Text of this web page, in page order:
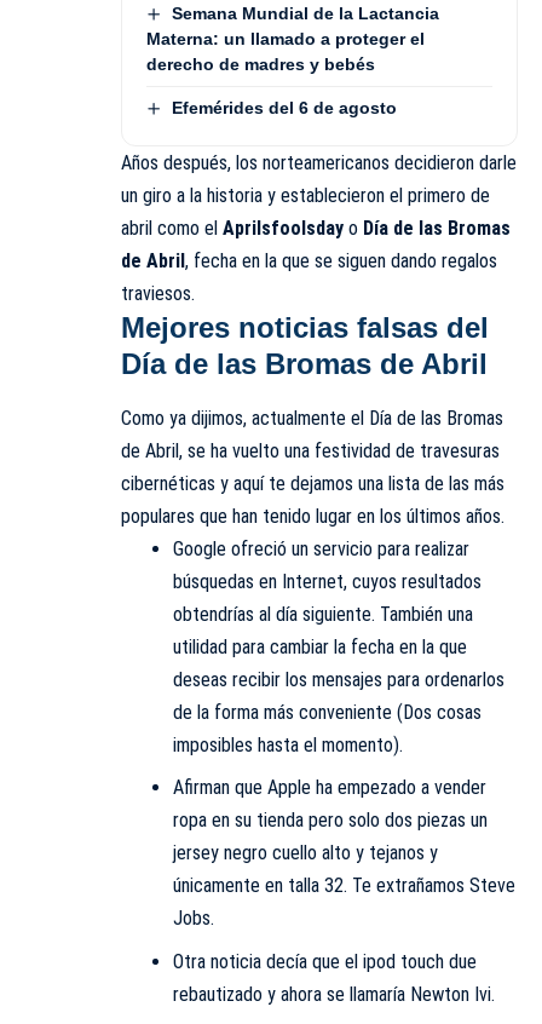
Semana Mundial de la Lactancia
Materna: un llamado a proteger el
derecho de madres y bebés
Efemérides del 6 de agosto
Años después, los norteamericanos decidieron darle
un giro a la historia y establecieron el primero de
abril como el Aprilsfoolsday o Día de las Bromas
de Abril , fecha en la que se siguen dando regalos
traviesos.
Mejores noticias falsas del
Día de las Bromas de Abril
Como ya dijimos, actualmente el Día de las Bromas
de Abril, se ha vuelto una festividad de travesuras
cibernéticas y aquí te dejamos una lista de las más
populares que han tenido lugar en los últimos años.
Google ofreció un servicio para realizar
búsquedas en Internet, cuyos resultados
obtendrías al día siguiente. También una
utilidad para cambiar la fecha en la que
deseas recibir los mensajes para ordenarlos
de la forma más conveniente (Dos cosas
imposibles hasta el momento).
Afirman que Apple ha empezado a vender
ropa en su tienda pero solo dos piezas un
jersey negro cuello alto y tejanos y
únicamente en talla 32. Te extrañamos Steve
Jobs.
Otra noticia decía que el ipod touch due
rebautizado y ahora se llamaría Newton Ivi.